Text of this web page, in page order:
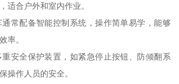
适合户外和室内作业。
常配备智能控制系统，操作简单易学，能够
率。
安全保护装置，如紧急停止按钮、防倾翻系
操作人员的安全。